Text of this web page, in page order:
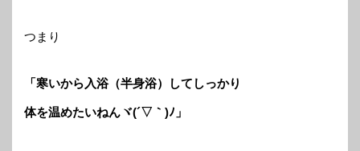
つまり
「寒いから入浴（半身浴）してしっかり
体を温めたいねんヾ(´▽｀)ﾉ」